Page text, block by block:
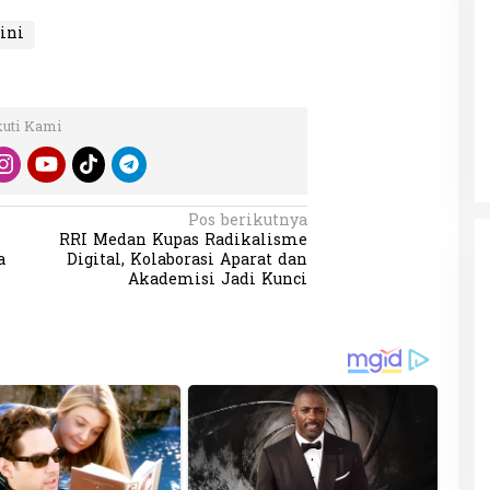
ini
Kami
Pos berikutnya
RRI Medan Kupas Radikalisme
Digital, Kolaborasi Aparat dan
Akademisi Jadi Kunci